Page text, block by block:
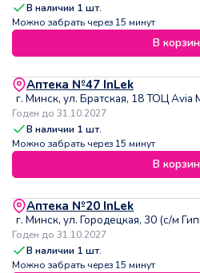
В наличии 1 шт.
Можно забрать через 15 минут
В
Аптека №47 InLek
г. Минск, ул. Братская, 18 ТОЦ Avia
Годен до 31.10.2027
В наличии 1 шт.
Можно забрать через 15 минут
В
Аптека №20 InLek
г. Минск, ул. Городецкая, 30 (с/м
Годен до 31.10.2027
В наличии 1 шт.
Можно забрать через 15 минут